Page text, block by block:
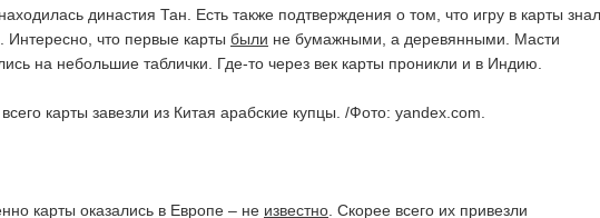
династия Тан. Есть также подтверждения о том, что игру в карты
Интересно, что первые карты были не бумажными, а деревянными. Масти
на небольшие таблички. Где-то через век карты проникли и в Индию.
карты завезли из Китая арабские купцы. /Фото: yandex.com.
карты оказались в Европе – не известно . Скорее всего их привезли